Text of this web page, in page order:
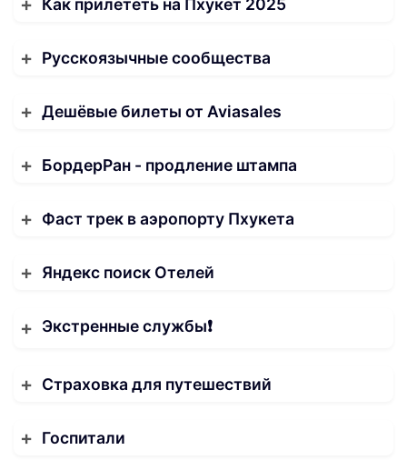
Как прилететь на Пхукет 2025
Русскоязычные сообщества
Дешёвые билеты от Aviasales
БордерРан - продление штампа
Фаст трек в аэропорту Пхукета
Яндекс поиск Отелей
Экстренные службы❗️
Страховка для путешествий
Госпитали